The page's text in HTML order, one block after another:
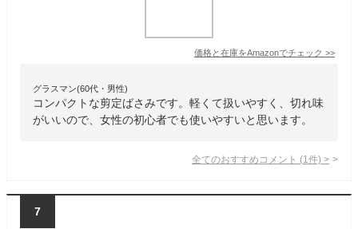
価格と在庫をAmazonでチェック >>
グラスマン(60代・男性)
コンパクトな剪定ばさみです。軽くて扱いやすく、切れ味
がいいので、女性の初心者でも使いやすいと思います。
全てのおすすめコメント (1 件) >
7